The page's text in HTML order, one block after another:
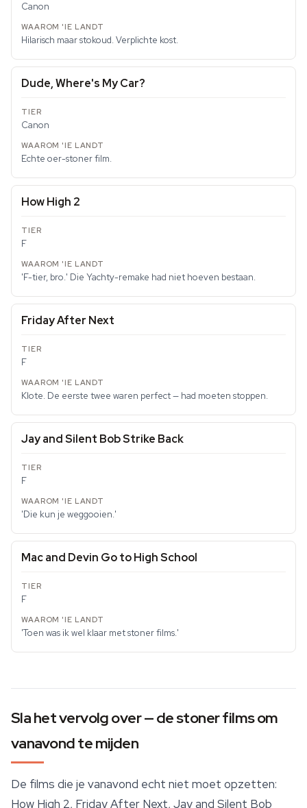
Canon
Hilarisch maar stokoud. Verplichte kost.
Dude, Where's My Car?
Canon
Echte oer-stoner film.
How High 2
F
'F-tier, bro.' Die Yachty-remake had niet hoeven bestaan.
Friday After Next
F
Klote. De eerste twee waren perfect — had moeten stoppen.
Jay and Silent Bob Strike Back
F
'Die kun je weggooien.'
Mac and Devin Go to High School
F
'Toen was ik wel klaar met stoner films.'
Sla het vervolg over — de stoner films om
vanavond te mijden
De films die je vanavond echt niet moet opzetten:
How High 2, Friday After Next, Jay and Silent Bob